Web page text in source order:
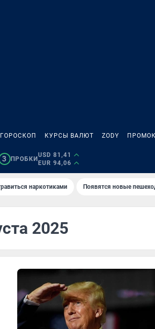
ГОРОСКОП КУРСЫ ВАЛЮТ ZODY
3 ПРОБКИ
USD 81,41
EUR 94,06
наркотиками Появятся новые
2025